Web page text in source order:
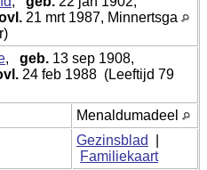
21 mrt 1987, Minnertsga
, geb. 13 sep 1908,
24 feb 1988 (Leeftijd 79
Menaldumadeel
Gezinsblad
Familiekaart